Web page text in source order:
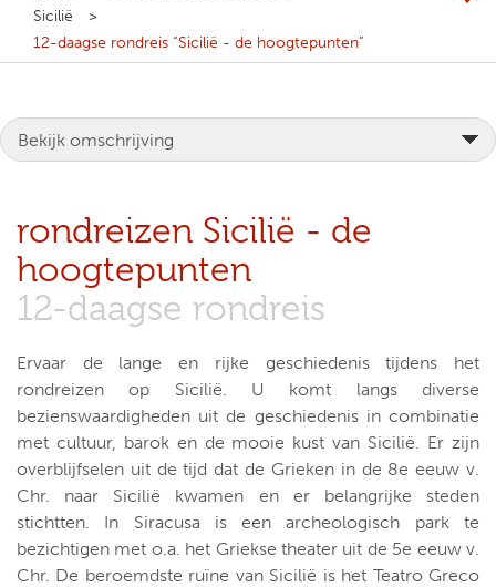
Sicilië
12-daagse rondreis “Sicilië - de hoogtepunten”
rondreizen Sicilië - de
hoogtepunten
12-daagse rondreis
Ervaar de lange en rijke geschiedenis tijdens het
rondreizen op Sicilië. U komt langs diverse
bezienswaardigheden uit de geschiedenis in combinatie
met cultuur, barok en de mooie kust van Sicilië. Er zijn
overblijfselen uit de tijd dat de Grieken in de 8e eeuw v.
Chr. naar Sicilië kwamen en er belangrijke steden
stichtten. In Siracusa is een archeologisch park te
bezichtigen met o.a. het Griekse theater uit de 5e eeuw v.
Chr. De beroemdste ruïne van Sicilië is het Teatro Greco